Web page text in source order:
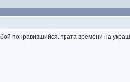
понравившийся. трата времени на